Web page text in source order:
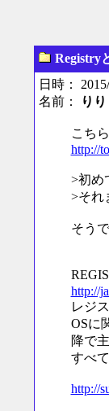
Registry
日時：
名前：
りり
こち
http://
>初め
>それ
そう
http://
レジ
OSに
降で
すべ
http://